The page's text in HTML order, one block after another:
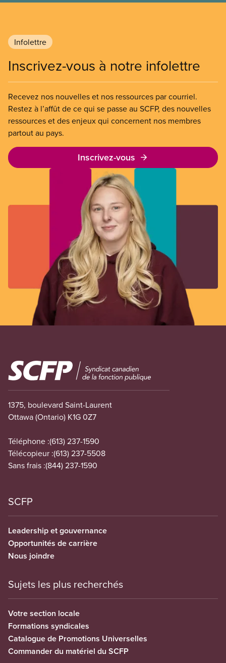
Infolettre
Inscrivez-vous à notre infolettre
Recevez nos nouvelles et nos ressources par courriel.
Restez à l’affût de ce qui se passe au SCFP, des nouvelles
ressources et des enjeux qui concernent nos membres
partout au pays.
Inscrivez-vous
Image
1375, boulevard Saint-Laurent
Ottawa (Ontario) K1G 0Z7
Téléphone :(613) 237-1590
Télécopieur :(613) 237-5508
Sans frais :(844) 237-1590
SCFP
Leadership et gouvernance
Opportunités de carrière
Nous joindre
Sujets les plus recherchés
Votre section locale
Formations syndicales
Catalogue de Promotions Universelles
Commander du matériel du SCFP